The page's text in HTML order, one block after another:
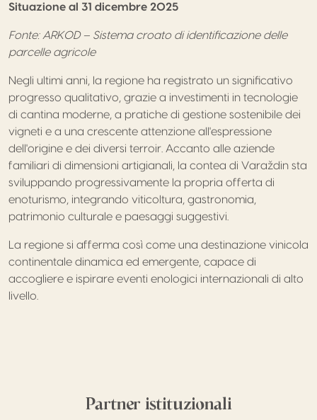
Situazione al 31 dicembre 2025
Fonte: ARKOD – Sistema croato di identificazione delle
parcelle agricole
Negli ultimi anni, la regione ha registrato un significativo
progresso qualitativo, grazie a investimenti in tecnologie
di cantina moderne, a pratiche di gestione sostenibile dei
vigneti e a una crescente attenzione all'espressione
dell'origine e dei diversi terroir. Accanto alle aziende
familiari di dimensioni artigianali, la contea di Varaždin sta
sviluppando progressivamente la propria offerta di
enoturismo, integrando viticoltura, gastronomia,
patrimonio culturale e paesaggi suggestivi.
La regione si afferma così come una destinazione vinicola
continentale dinamica ed emergente, capace di
accogliere e ispirare eventi enologici internazionali di alto
livello.
Partner istituzionali